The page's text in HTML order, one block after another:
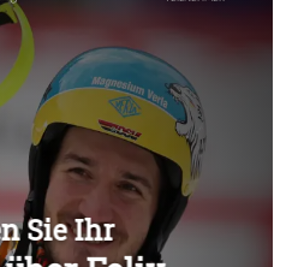
Überspringen